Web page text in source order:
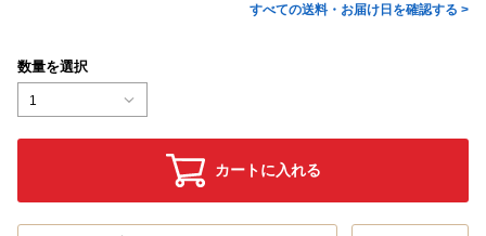
すべての送料・お届け日を確認する >
数量を選択
1
カートに入れる